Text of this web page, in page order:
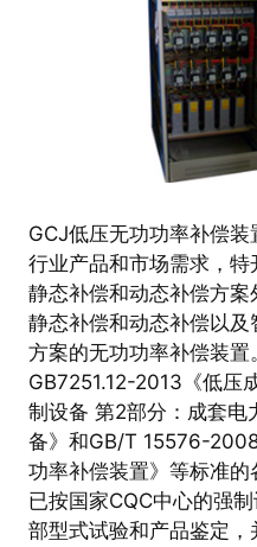
GCJ低压无功功率补偿装
行业产品和市场需求，特
静态补偿和动态补偿方案
静态补偿和动态补偿以
方案的无功功率补偿装置
GB7251.12-2013《低压
制设备 第2部分：成套电
备》和GB/T 15576-
功率补偿装置》等标准的
已按国家CQC中心的强
部型式试验和产品鉴定，